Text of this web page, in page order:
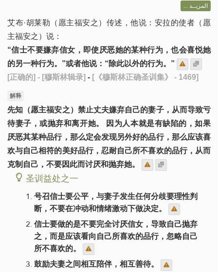
المزيــد ...
艾布·胡莱勒（愿主福安之）传述，他说：安拉的使者（愿
主福安之）说：
“信士不要嫌弃信女，即使厌恶她的某种行为，也会喜悦她
的另一种行为。”或者他说：“除此以外的行为。”
[正确的] - [穆斯林辑录] - [《穆斯林正确圣训集》 - 1469]
解释
先知（愿主福安之）禁止丈夫嫌弃自己的妻子，从而导致亏
待妻子，或抛弃和离开她。 因为人本就是有缺陷的，如果
厌恶其某种品行，那么定会发现另外好的品行，那么应该喜
欢与自己相符的美好品行，忍耐自己所不喜欢的品行，从而
克制自己，不要因此而讨厌和抛弃她。
圣训益处之一
号召信士要公平，与妻子发生任何分歧要理性判
断，不要在冲动和情绪激动下做决定。
信士要做的是不要完全讨厌信女，导致自己抛弃
之，而是应该看向自己所喜欢的品行，忽略自己
所不喜欢的。
鼓励夫妻之间相互陪伴，相互善待。